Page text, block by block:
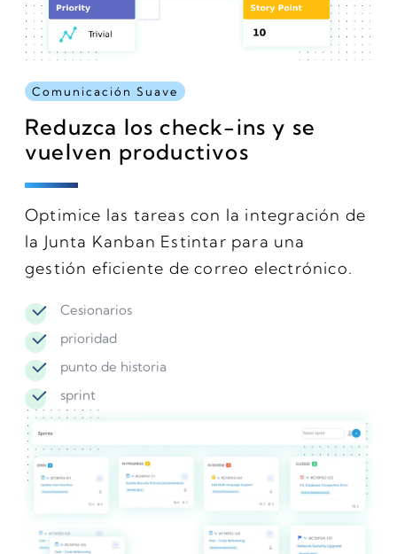
Comunicación Suave
Reduzca los check-ins y se
vuelven productivos
Optimice las tareas con la integración de
la Junta Kanban Estintar para una
gestión eficiente de correo electrónico.
Cesionarios
prioridad
punto de historia
sprint